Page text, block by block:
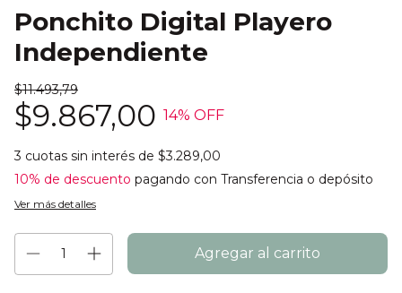
Ponchito Digital Playero
Independiente
$11.493,79
$9.867,00 14% OFF
3 cuotas sin interés de $3.289,00
10% de descuento pagando con Transferencia o depósito
Ver más detalles